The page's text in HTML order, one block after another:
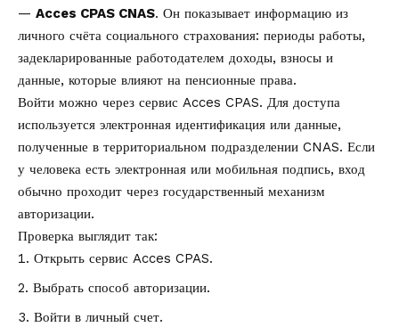
— Acces CPAS CNAS. Он показывает информацию из
личного счёта социального страхования: периоды работы,
задекларированные работодателем доходы, взносы и
данные, которые влияют на пенсионные права.
Войти можно через сервис Acces CPAS. Для доступа
используется электронная идентификация или данные,
полученные в территориальном подразделении CNAS. Если
у человека есть электронная или мобильная подпись, вход
обычно проходит через государственный механизм
авторизации.
Проверка выглядит так:
Открыть сервис Acces CPAS.
Выбрать способ авторизации.
Войти в личный счет.